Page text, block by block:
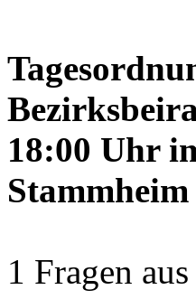
18:00 Uhr
1 Fragen